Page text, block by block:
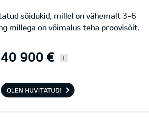
sõidukid, millel on vähemalt 3-6
millega on võimalus teha proovisõit.
40 900 € i
OLEN HUVITATUD!